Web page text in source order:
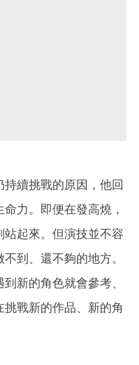
續挑戰的原因，他回
力。即便在發高燒，
站起來。但演技並不容
到、還不夠的地方。
新的角色就會參考、
戰新的作品、新的角